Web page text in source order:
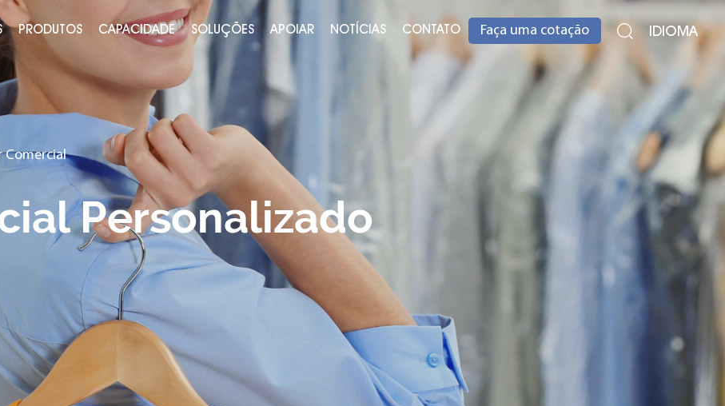
PRODUTOS CAPACIDADE SOLUÇÕES APOIAR NOTÍCIAS CONTATO Faça uma cotação IDIOMA
Comercial
Personalizado